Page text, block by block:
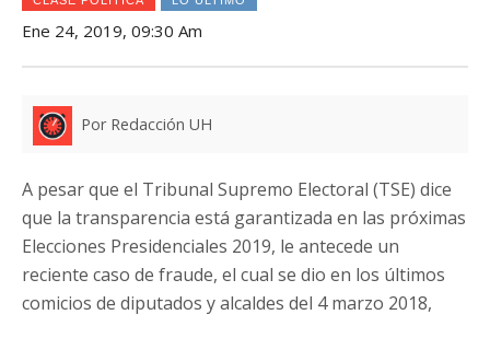
Ene 24, 2019, 09:30 Am
Por Redacción UH
A pesar que el Tribunal Supremo Electoral (TSE) dice
que la transparencia está garantizada en las próximas
Elecciones Presidenciales 2019, le antecede un
reciente caso de fraude, el cual se dio en los últimos
comicios de diputados y alcaldes del 4 marzo 2018,